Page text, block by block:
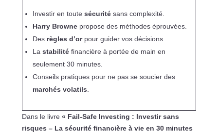
Investir en toute sécuritésans complexité.
Harry Brownepropose des méthodes éprouvées.
Des règles d’orpour guider vos décisions.
La stabilitéfinancière à portée de main en
seulement 30 minutes.
Conseils pratiques pour ne pas se soucier des
marchés volatils
Dans le livre « Fail-Safe Investing : Investir sans
risques – La sécurité financière à vie en 30 minutes